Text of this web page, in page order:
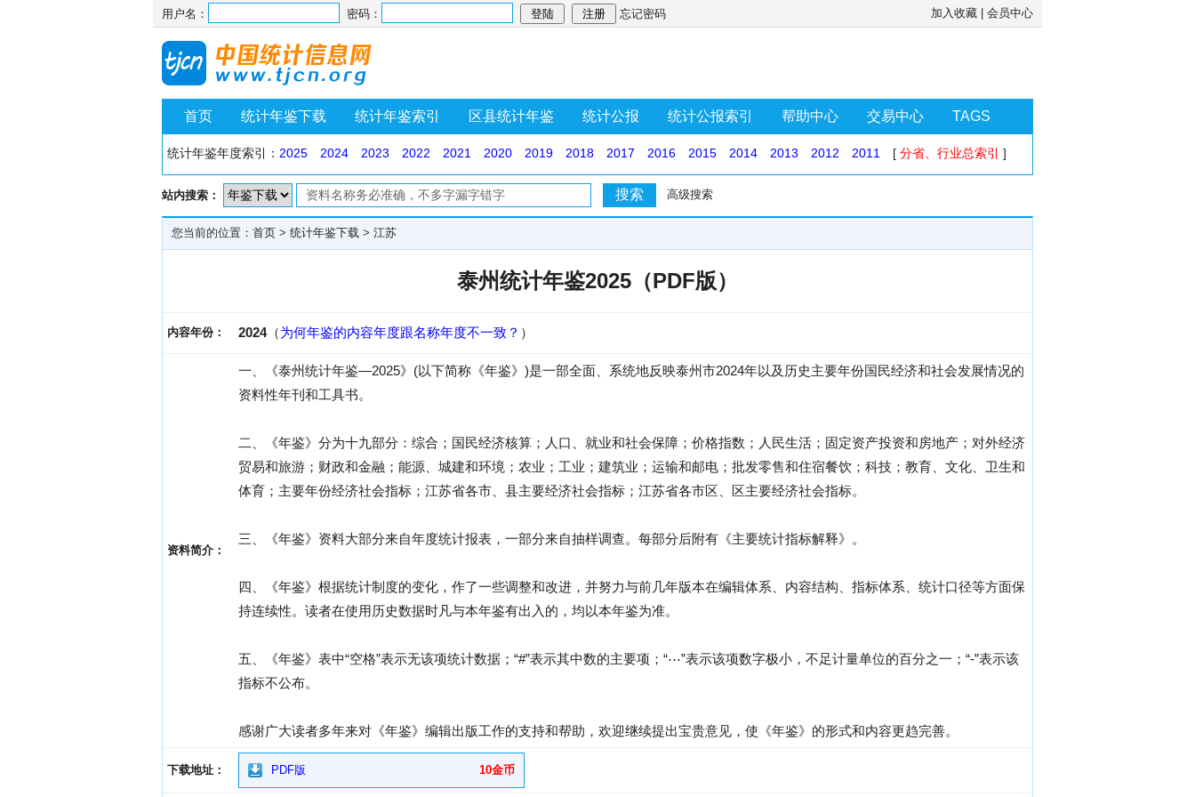
用户名： 密码： 忘记密码 加入收藏 会员中心
首页 统计年鉴下载 统计年鉴索引 区县统计年鉴 统计公报 统计公报索引 帮助中心 交易中心 TAGS
统计年鉴年度索引： 2025 2024 2023 2022 2021 2020 2019 2018 2017 2016 2015 2014 2013 2012 2011 [ 分省、行业总索引 ]
站内搜索： 高级搜索
您当前的位置： 首页 > 统计年鉴下载 > 江苏
泰州统计年鉴2025（PDF版）
内容年份： 2024（为何年鉴的内容年度跟名称年度不一致？ ）
资料简介：
一、《泰州统计年鉴—2025》(以下简称《年鉴》)是一部全面、系统地反映泰州市2024年以及历史主要年份国民经济和社会发展情况的
资料性年刊和工具书。
二、《年鉴》分为十九部分：综合；国民经济核算；人口、就业和社会保障；价格指数；人民生活；固定资产投资和房地产；对外经济
贸易和旅游；财政和金融；能源、城建和环境；农业；工业；建筑业；运输和邮电；批发零售和住宿餐饮；科技；教育、文化、卫生和
体育；主要年份经济社会指标；江苏省各市、县主要经济社会指标；江苏省各市区、区主要经济社会指标。
三、《年鉴》资料大部分来自年度统计报表，一部分来自抽样调查。每部分后附有《主要统计指标解释》。
四、《年鉴》根据统计制度的变化，作了一些调整和改进，并努力与前几年版本在编辑体系、内容结构、指标体系、统计口径等方面保
持连续性。读者在使用历史数据时凡与本年鉴有出入的，均以本年鉴为准。
五、《年鉴》表中“空格”表示无该项统计数据；“#”表示其中数的主要项；“⋯”表示该项数字极小，不足计量单位的百分之一；“-”表示该
指标不公布。
感谢广大读者多年来对《年鉴》编辑出版工作的支持和帮助，欢迎继续提出宝贵意见，使《年鉴》的形式和内容更趋完善。
下载地址： PDF版 10金币